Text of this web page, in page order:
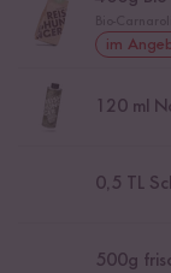
im
120 ml
0,5 TL
500g